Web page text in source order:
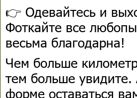
👉 Одевайтесь и
Фоткайте все
весьма благодарна!
Чем больше
тем больше
форме оставаться